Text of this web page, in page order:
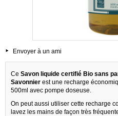
Envoyer à un ami
Ce Savon liquide certifié Bio sans
Savonnier est une recharge
500ml avec pompe doseuse.
On peut aussi utiliser cette recharge
lavez les mains de façon très